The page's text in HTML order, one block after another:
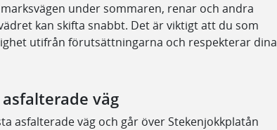
under sommaren, renar och andra
kan skifta snabbt. Det är viktigt att du som
utifrån förutsättningarna och respekterar dina
väg
asfalterade väg och går över Stekenjokkplatån